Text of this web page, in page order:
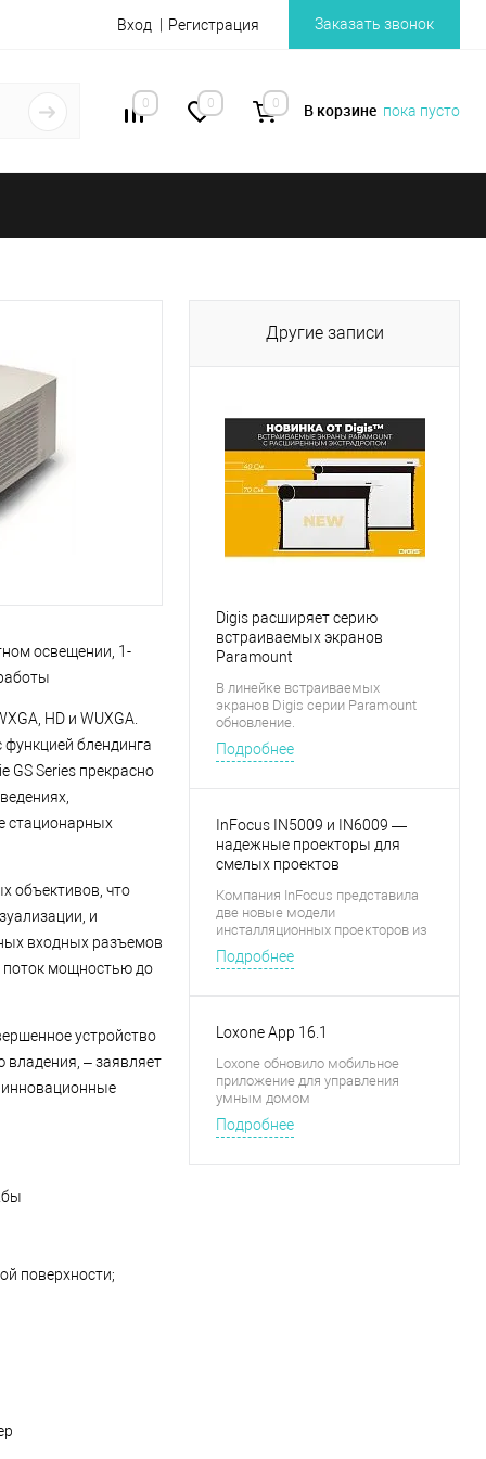
Вход Регистрация Заказать звонок
0 0 0 В корзине пока пусто
освещении, 1-
HD и WUXGA.
блендинга
GS Series прекрасно
стационарных
объективов, что
и
входных разъемов
поток мощностью до
устройство
‒ заявляет
инновационные
поверхности;
Другие записи
Digis расширяет серию
встраиваемых экранов
Paramount
В линейке встраиваемых
экранов Digis серии Paramount
обновление.
Подробнее
InFocus IN5009 и IN6009 —
надежные проекторы для
смелых проектов
Компания InFocus представила
две новые модели
инсталляционных проекторов из
линейки Quantum Laser
Подробнее
Loxone App 16.1
Loxone обновило мобильное
приложение для управления
умным домом
Подробнее